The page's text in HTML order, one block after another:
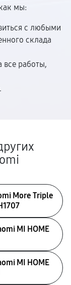
мы:
с любыми
склада
все работы,
More Triple
MI HOME
MI HOME